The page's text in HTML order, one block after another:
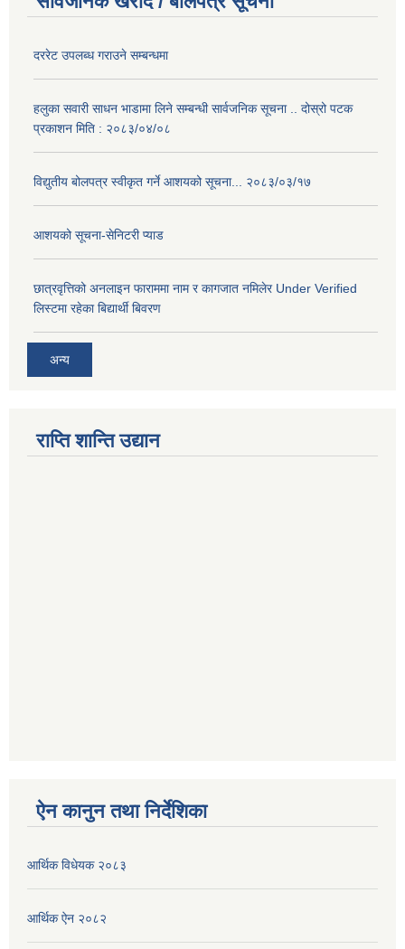
दररेट उपलब्ध गराउने सम्बन्धमा
हलुका सवारी साधन भाडामा लिने सम्बन्धी सार्वजनिक सूचना .. दोस्रो पटक
प्रकाशन मिति : २०८३/०४/०८
विद्युतीय बोलपत्र स्वीकृत गर्ने आशयको सूचना... २०८३/०३/१७
आशयको सूचना-सेनिटरी प्याड
छात्रवृत्तिको अनलाइन फाराममा नाम र कागजात नमिलेर Under Verified
लिस्टमा रहेका बिद्यार्थी बिवरण
अन्य
राप्ति शान्ति उद्यान
ऐन कानुन तथा निर्देशिका
आर्थिक विधेयक २०८३
आर्थिक ऐन २०८२